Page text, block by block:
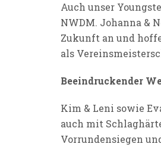
Auch unser
NWDM. Johanna &
Zukunft an und
als
Beeindruckender
Kim & Leni sowie
auch mit
Vorrundensiegen